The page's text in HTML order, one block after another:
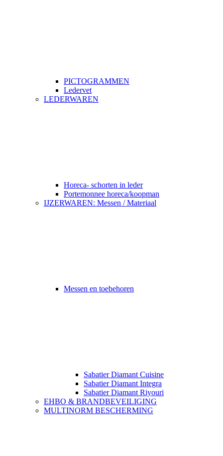
PICTOGRAMMEN
Ledervet
LEDERWAREN
Horeca- schorten in leder
Portemonnee horeca/koopman
IJZERWAREN: Messen / Materiaal
Messen en toebehoren
Sabatier Diamant Cuisine
Sabatier Diamant Integra
Sabatier Diamant Riyouri
EHBO & BRANDBEVEILIGING
MULTINORM BESCHERMING